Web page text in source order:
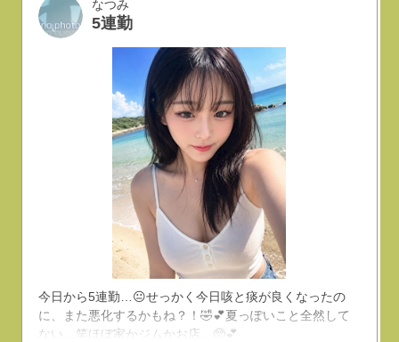
なつみ
5連勤
今日から5連勤…😐せっかく今日咳と痰が良くなったの
に、また悪化するかもね？！🤣︎💕︎︎夏っぽいこと全然して
ない…笑ほぼ家かジムかお店…🥺︎💕︎︎